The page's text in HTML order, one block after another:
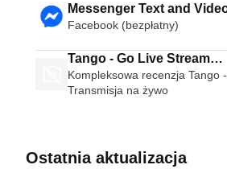
Messenger Text and Video Chat
for Free
Facebook (bezpłatny)
Tango - Go Live Stream
Broadcast Live Video Chat
Kompleksowa recenzja Tango -
Transmisja na żywo
Ostatnia aktualizacja